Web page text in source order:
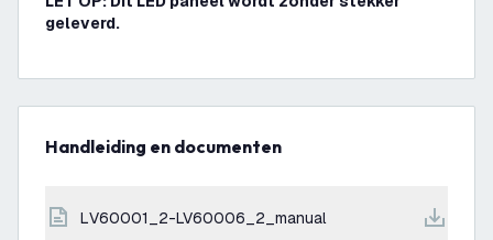
geleverd.
Handleiding en documenten
LV60001_2-LV60006_2_manual